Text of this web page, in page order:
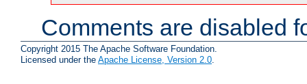
Comments are disabled
Copyright 2015 The Apache Software Foundation.
Licensed under the Apache License, Version 2.0